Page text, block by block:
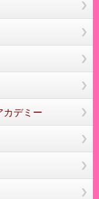
カデミー